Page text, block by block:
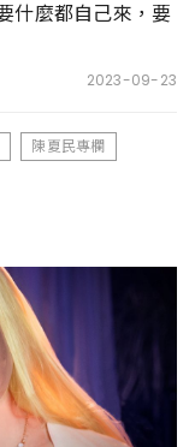
什麼都自己來，要
2023-09-23
陳夏民專欄